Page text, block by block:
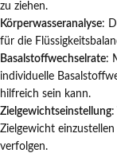
zu ziehen.
Körperwasseranalyse:
für die
Basalstoffwechselrate:
individuelle
hilfreich sein kann.
Zielgewichtseinstellung:
Zielgewicht
verfolgen.